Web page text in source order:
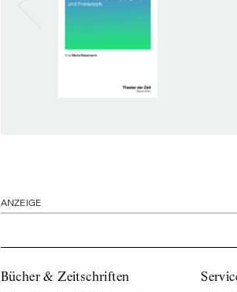
ANZEIGE
Bücher & Zeitschriften